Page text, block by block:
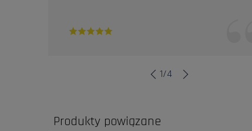
1/4
Produkty powiązane